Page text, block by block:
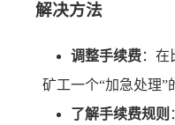
解决方法
调整手续费：
矿工一个“加急处理”
了解手续费规则